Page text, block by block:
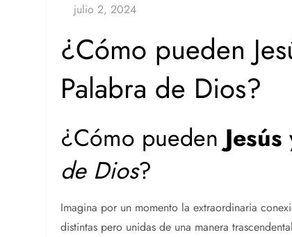
¿Cómo pueden
Palabra de Dios?
¿Cómo pueden Jesús
de Dios?
Imagina por un momento la extraordinaria
distintas pero unidas de una manera